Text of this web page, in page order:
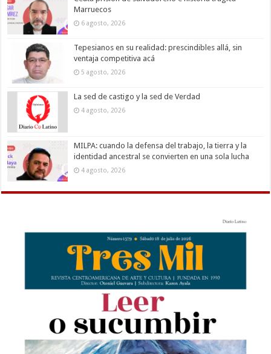
Marruecos
6 agosto, 2026
Tepesianos en su realidad: prescindibles allá, sin
ventaja competitiva acá
5 agosto, 2026
La sed de castigo y la sed de Verdad
4 agosto, 2026
MILPA: cuando la defensa del trabajo, la tierra y la
identidad ancestral se convierten en una sola lucha
4 agosto, 2026